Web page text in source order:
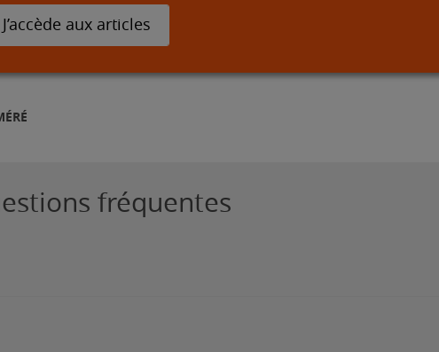
J’accède aux articles
fréquentes